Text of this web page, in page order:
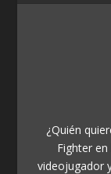
¿Quién
Fighter
videojugador